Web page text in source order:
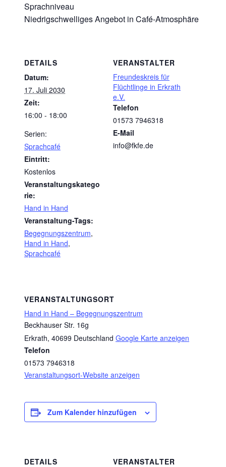
Sprachniveau
Niedrigschwelliges Angebot in Café-Atmosphäre
DETAILS
Datum:
17. Juli 2030
Zeit:
16:00 - 18:00
Serien:
Sprachcafé
Eintritt:
Kostenlos
Veranstaltungskatego
rie:
Hand in Hand
Veranstaltung-Tags:
Begegnungszentrum,
Hand in Hand,
Sprachcafé
VERANSTALTER
Freundeskreis für
Flüchtlinge in Erkrath
e.V.
Telefon
01573 7946318
E-Mail
info@fkfe.de
VERANSTALTUNGSORT
Hand in Hand – Begegnungszentrum
Beckhauser Str. 16g
Erkrath, 40699 Deutschland Google Karte anzeigen
Telefon
01573 7946318
Veranstaltungsort-Website anzeigen
Zum Kalender hinzufügen
DETAILS
VERANSTALTER